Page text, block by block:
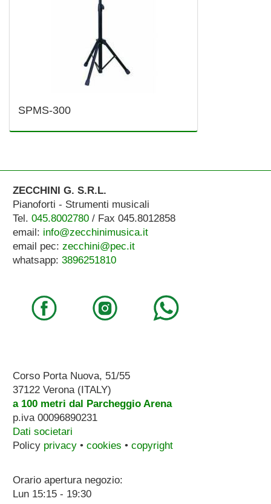
SPMS-300
ZECCHINI G. S.R.L.
Pianoforti - Strumenti musicali
Tel. 045.8002780/ Fax 045.8012858
email: info@zecchinimusica.it
email pec: zecchini@pec.it
whatsapp: 3896251810
Corso Porta Nuova, 51/55
37122 Verona (ITALY)
a 100 metri dal Parcheggio Arena
p.iva 00096890231
Dati societari
Policy privacy• cookies • copyright
Orario apertura negozio:
Lun 15:15 - 19:30